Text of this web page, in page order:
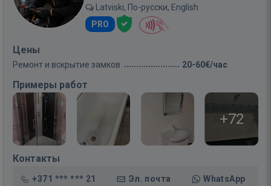
Latviski, По-русски, English
PRO
Цены
Ремонт и вскрытие замков 20-60€/час
Примеры работ
+72
Контакты
+371 *** *** 21 Эл. почта WhatsApp